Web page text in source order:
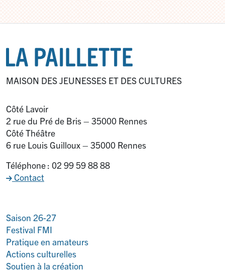
MAISON DES JEUNESSES ET DES CULTURES
Côté Lavoir
2 rue du Pré de Bris – 35000 Rennes
Côté Théâtre
6 rue Louis Guilloux – 35000 Rennes
Téléphone : 02 99 59 88 88
Contact
Saison 26-27
Festival FMI
Pratique en amateurs
Actions culturelles
Soutien à la création